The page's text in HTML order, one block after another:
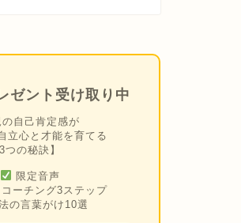
ゼント受け取り中
の自己肯定感が
立心と才能を育てる
3つの秘訣】
限定音声
ーチング3ステップ
の言葉がけ10選